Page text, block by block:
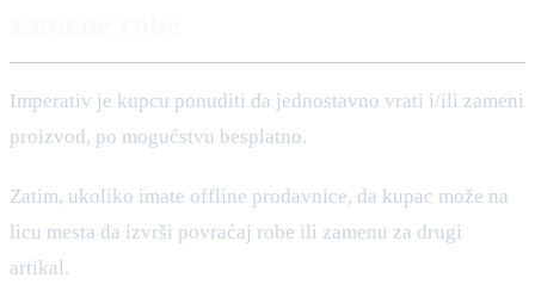
Imperativ je kupcu ponuditi da jednostavno vrati i/ili zameni
proizvod, po mogućstvu besplatno.
Zatim, ukoliko imate offline prodavnice, da kupac može na
licu mesta da izvrši povraćaj robe ili zamenu za drugi
artikal.